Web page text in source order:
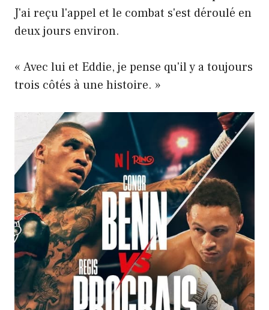
J'ai reçu l'appel et le combat s'est déroulé en
deux jours environ.
« Avec lui et Eddie, je pense qu'il y a toujours
trois côtés à une histoire. »